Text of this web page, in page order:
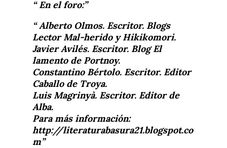
En el foro:
Alberto Olmos. Escritor. Blogs
Lector Mal-herido y Hikikomori.
Javier Avilés. Escritor. Blog El
lamento de Portnoy.
Constantino Bértolo. Escritor. Editor
Caballo de Troya.
Luis Magrinyà. Escritor. Editor de
Alba.
Para más información:
http://literaturabasura21.blogspot.co
m